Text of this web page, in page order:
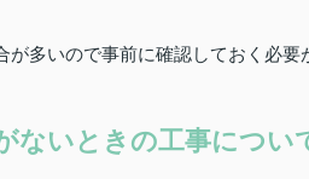
多いので事前に確認しておく必要
ないときの工事につい